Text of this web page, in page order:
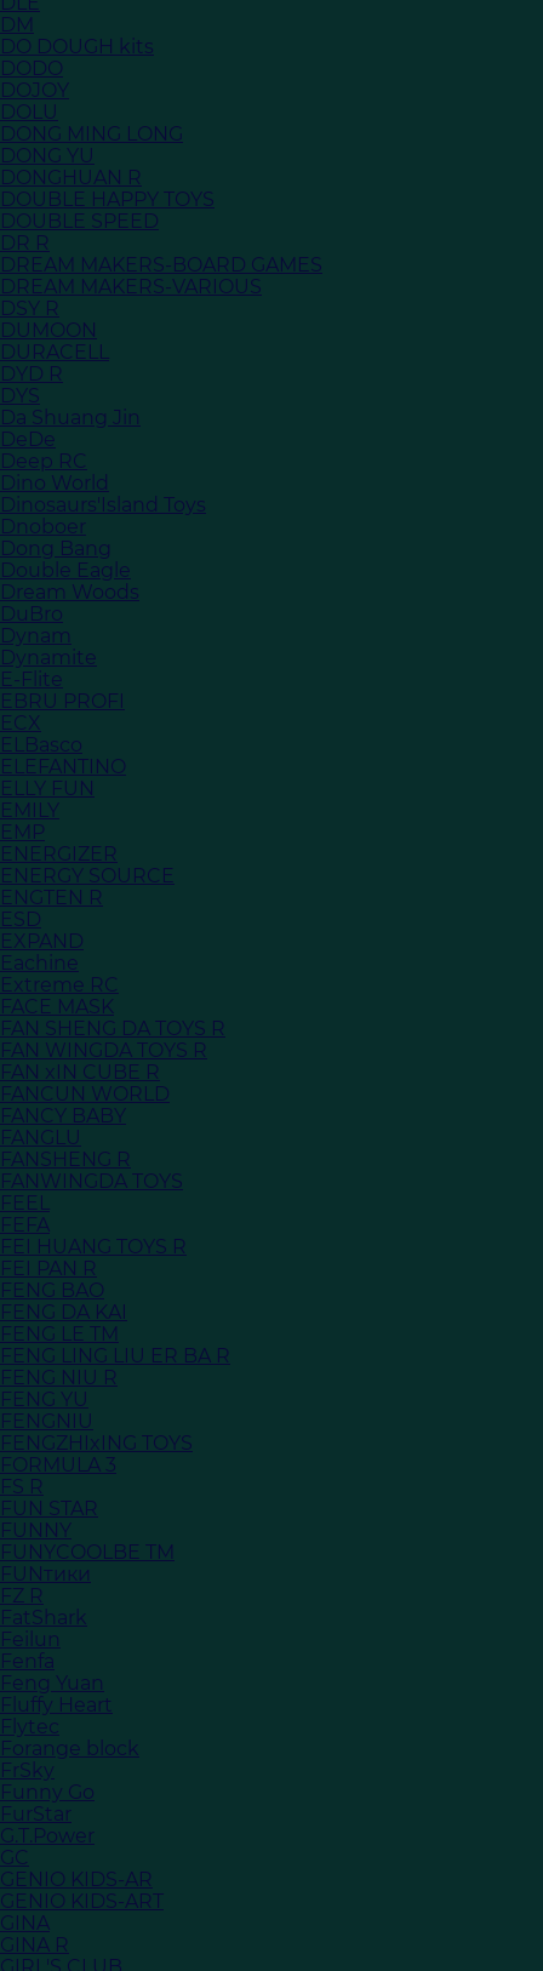
DM
DO DOUGH kits
DODO
DOJOY
DOLU
DONG MING LONG
DONG YU
DONGHUAN R
DOUBLE HAPPY TOYS
DOUBLE SPEED
DR R
DREAM MAKERS-BOARD GAMES
DREAM MAKERS-VARIOUS
DSY R
DUMOON
DURACELL
DYD R
DYS
Da Shuang Jin
DeDe
Deep RC
Dino World
Dinosaurs'Island Toys
Dnoboer
Dong Bang
Double Eagle
Dream Woods
DuBro
Dynam
Dynamite
E-Flite
EBRU PROFI
ECX
ELBasco
ELEFANTINO
ELLY FUN
EMILY
EMP
ENERGIZER
ENERGY SOURCE
ENGTEN R
ESD
EXPAND
Eachine
Extreme RC
FACE MASK
FAN SHENG DA TOYS R
FAN WINGDA TOYS R
FAN xIN CUBE R
FANCUN WORLD
FANCY BABY
FANGLU
FANSHENG R
FANWINGDA TOYS
FEEL
FEFA
FEI HUANG TOYS R
FEI PAN R
FENG BAO
FENG DA KAI
FENG LE TM
FENG LING LIU ER BA R
FENG NIU R
FENG YU
FENGNIU
FENGZHIxING TOYS
FORMULA 3
FS R
FUN STAR
FUNNY
FUNYCOOLBE TM
FUNтики
FZ R
FatShark
Feilun
Fenfa
Feng Yuan
Fluffy Heart
Flytec
Forange block
FrSky
Funny Go
FurStar
G.T.Power
GC
GENIO KIDS-AR
GENIO KIDS-ART
GINA
GINA R